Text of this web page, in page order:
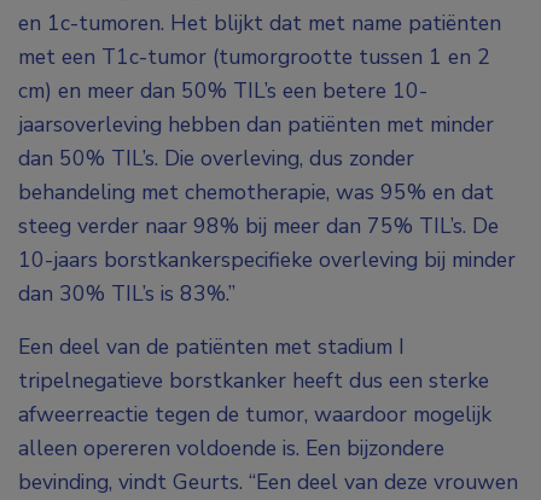
en 1c-tumoren. Het blijkt dat met name patiënten
met een T1c-tumor (tumorgrootte tussen 1 en 2
cm) en meer dan 50% TIL’s een betere 10-
jaarsoverleving hebben dan patiënten met minder
dan 50% TIL’s. Die overleving, dus zonder
behandeling met chemotherapie, was 95% en dat
steeg verder naar 98% bij meer dan 75% TIL’s. De
10-jaars borstkankerspecifieke overleving bij minder
dan 30% TIL’s is 83%.”
Een deel van de patiënten met stadium I
tripelnegatieve borstkanker heeft dus een sterke
afweerreactie tegen de tumor, waardoor mogelijk
alleen opereren voldoende is. Een bijzondere
bevinding, vindt Geurts. “Een deel van deze vrouwen